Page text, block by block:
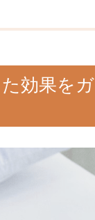
効果をガ